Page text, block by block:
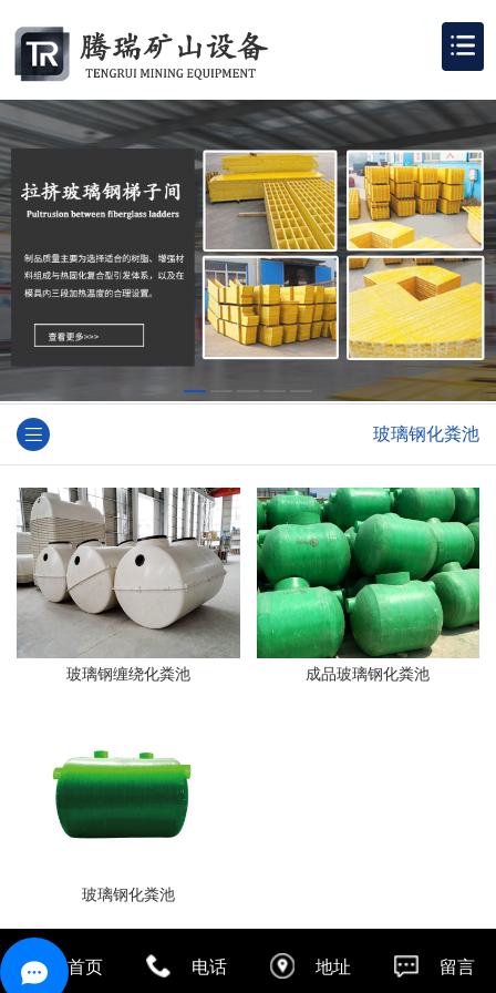
玻璃钢化粪池
玻璃钢缠绕化粪池 成品玻璃钢化粪池
玻璃钢化粪池
首页 电话 地址 留言